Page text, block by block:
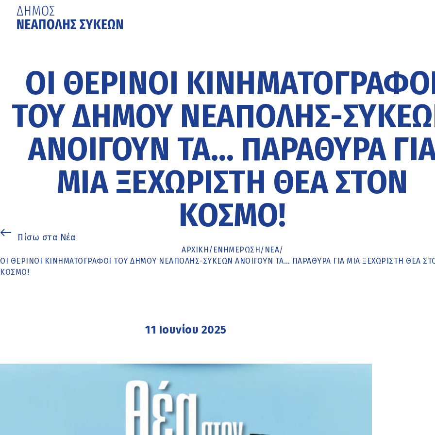
περιεχόμενο
ΟΙ ΘΕΡΙΝΟΊ
ΤΟΥ ΔΉΜΟΥ ΝΕΆΠΟΛΗΣ-
ΑΝΟΊΓΟΥΝ ΤΑ… ΠΑΡΆΘΥΡΑ
ΜΙΑ ΞΕΧΩΡΙΣΤΉ ΘΈΑ ΣΤΟΝ
ΚΌΣΜΟ!
Πίσω στα Νέα
ΑΡΧΙΚΉ/ ΕΝΗΜΈΡΩΣΗ/ ΝΕΑ/
ΟΙ ΘΕΡΙΝΟΊ ΚΙΝΗΜΑΤΟΓΡΆΦΟΙ ΤΟΥ ΔΉΜΟΥ ΝΕΆΠΟΛΗΣ-ΣΥΚΕΏΝ ΑΝΟΊΓΟΥΝ ΤΑ… ΠΑΡΆΘΥΡΑ ΓΙΑ ΜΙΑ ΞΕΧΩΡΙΣΤΉ ΘΈΑ
ΚΌΣΜΟ!
11 Ιουνίου 2025